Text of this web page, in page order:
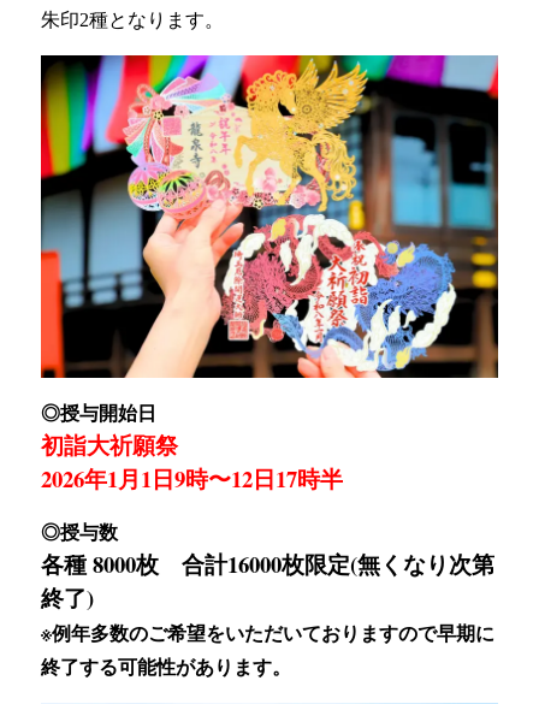
朱印2種となります。
◎授与開始日
初詣大祈願祭
2026年1月1日9時〜12日17時半
◎授与数
各種 8000枚 合計16000枚限定(無くなり次第
終了)
※例年多数のご希望をいただいておりますので早期に
終了する可能性があります。